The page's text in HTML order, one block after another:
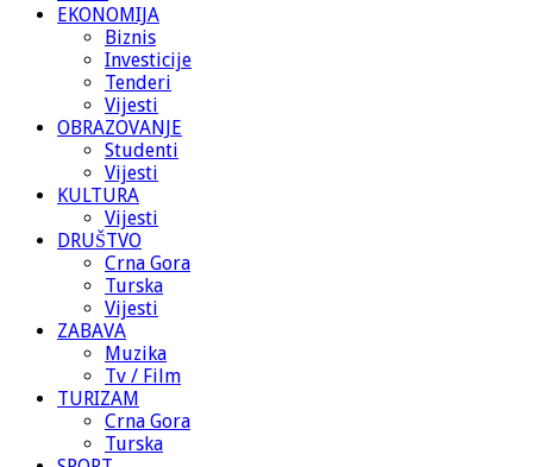
EKONOMIJA
Biznis
Investicije
Tenderi
Vijesti
OBRAZOVANJE
Studenti
Vijesti
KULTURA
Vijesti
DRUŠTVO
Crna Gora
Turska
Vijesti
ZABAVA
Muzika
Tv / Film
TURIZAM
Crna Gora
Turska